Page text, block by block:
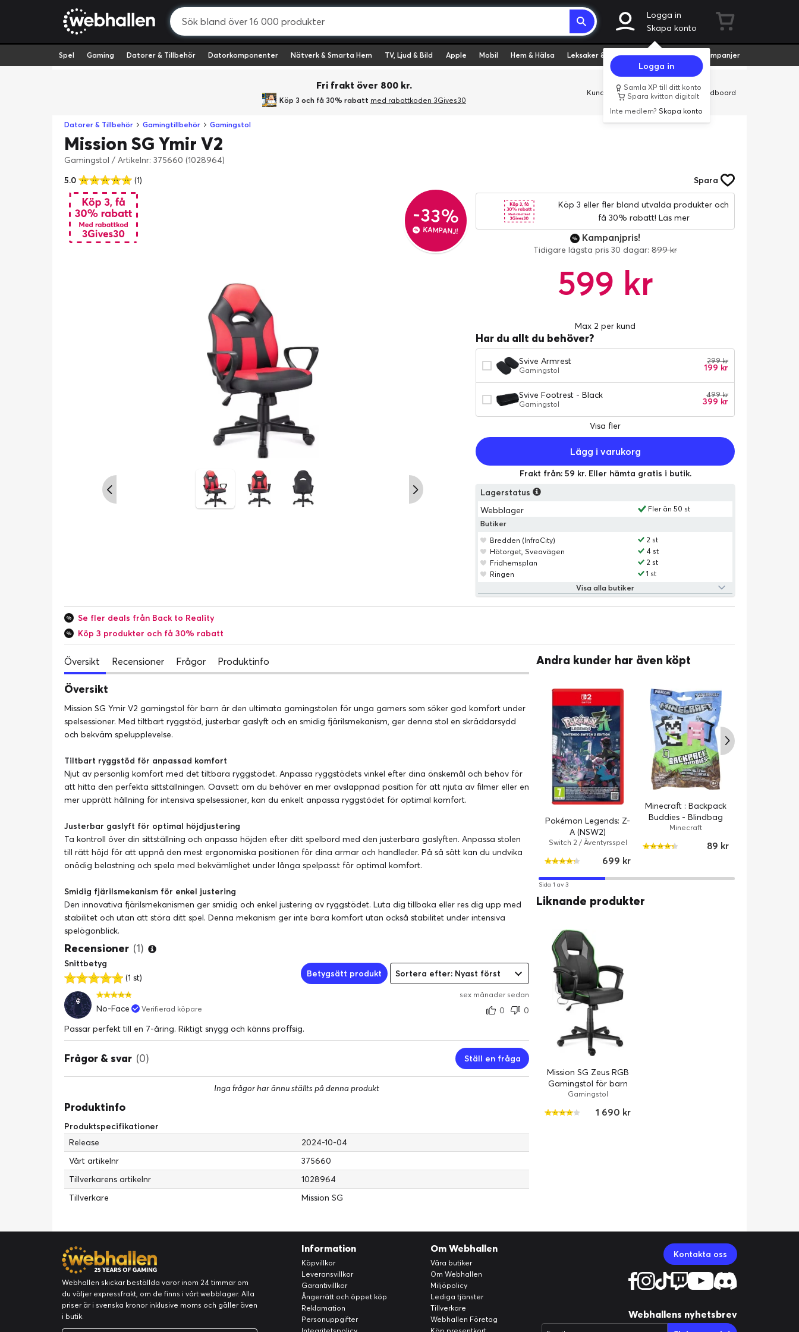
Logga in
Skapa konto
Logga in
Samla XP till ditt konto
Spara kvitton digitalt
Inte medlem?Skapa konto
Spel Gaming Datorer & Tillbehör Datorkomponenter Nätverk & Smarta Hem TV, Ljud & Bild Apple Mobil Hem & Hälsa Leksaker & Hobby Fyndvaror Kampanjer
Fri frakt över 800 kr.
Köp 3 och få 30% rabatt med rabattkoden 3Gives30
Kundservice Butiker Företag Cardboard
Datorer & Tillbehör Gamingtillbehör Gamingstol
Mission SG Ymir V2
Gamingstol / Artikelnr: 375660 (1028964)
5.0
(1) Spara
-33%
KAMPANJ!
Köp 3 eller fler bland utvalda produkter och
få 30% rabatt! Läs mer
599 kr
Kampanjpris!
Tidigare lägsta pris 30 dagar: 899 kr
Max 2 per kund
Har du allt du behöver?
Svive Armrest
Gamingstol 199 kr
299 kr
Svive Footrest - Black
Gamingstol 399 kr
499 kr
Visa fler
Lägg i varukorg
Frakt från: 59 kr. Eller hämta gratis i butik.
Lagerstatus
Webblager
Fler än 50 st
Butiker
Bredden (InfraCity)
2 st
Hötorget, Sveavägen
4 st
Fridhemsplan
2 st
Ringen
1 st
Visa alla butiker
Se fler deals från Back to Reality
Köp 3 produkter och få 30% rabatt
Översikt Recensioner Frågor Produktinfo
Översikt
Mission SG Ymir V2 gamingstol för barn är den ultimata gamingstolen för unga gamers som söker god komfort under
spelsessioner. Med tiltbart ryggstöd, justerbar gaslyft och en smidig fjärilsmekanism, ger denna stol en skräddarsydd
och bekväm spelupplevelse.
Tiltbart ryggstöd för anpassad komfort
Njut av personlig komfort med det tiltbara ryggstödet. Anpassa ryggstödets vinkel efter dina önskemål och behov för
att hitta den perfekta sittställningen. Oavsett om du behöver en mer avslappnad position för att njuta av filmer eller en
mer upprätt hållning för intensiva spelsessioner, kan du enkelt anpassa ryggstödet för optimal komfort.
Justerbar gaslyft för optimal höjdjustering
Ta kontroll över din sittställning och anpassa höjden efter ditt spelbord med den justerbara gaslyften. Anpassa stolen
till rätt höjd för att uppnå den mest ergonomiska positionen för dina armar och handleder. På så sätt kan du undvika
onödig belastning och spela med bekvämlighet under långa spelpass.t för optimal komfort.
Smidig fjärilsmekanism för enkel justering
Den innovativa fjärilsmekanismen ger smidig och enkel justering av ryggstödet. Luta dig tillbaka eller res dig upp med
stabilitet och utan att störa ditt spel. Denna mekanism ger inte bara komfort utan också stabilitet under intensiva
spelögonblick.
Recensioner (1)
Snittbetyg
(1 st)
Betygsätt produkt Sortera efter: Nyast först
sex månader sedan
No-Face Verifierad köpare 0
0
Passar perfekt till en 7-åring. Riktigt snygg och känns proffsig.
Frågor & svar (0) Ställ en fråga
Inga frågor har ännu ställts på denna produkt
Produktinfo
Produktspecifikationer
Release
2024-10-04
Vårt artikelnr
375660
Tillverkarens artikelnr
1028964
Tillverkare
Mission SG
Andra kunder har även köpt
Pokémon Legends: Z-
A (NSW2)
Switch 2 / Äventyrsspel
699 kr
Minecraft : Backpack
Buddies - Blindbag
Minecraft
89 kr
Sida 1 av 3
Liknande produkter
Mission SG Zeus RGB
Gamingstol för barn
Gamingstol
1 690 kr
Webhallen skickar beställda varor inom 24 timmar om
du väljer expressfrakt, om de finns i vårt webblager. Alla
priser är i svenska kronor inklusive moms och gäller även
i butik.
Information
Köpvillkor
Leveransvillkor
Garantivillkor
Ångerrätt och öppet köp
Reklamation
Personuppgifter
Om Webhallen
Våra butiker
Om Webhallen
Miljöpolicy
Lediga tjänster
Tillverkare
Webhallen Företag
Kontakta oss
Webhallens nyhetsbrev